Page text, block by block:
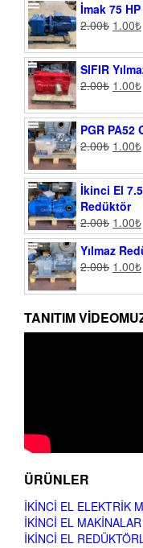
İmak 75
2.00₺ 1.00₺
SIFIR
2.00₺ 1.00₺
PGR PA52
2.00₺ 1.00₺
İkinci El
Redüktör
2.00₺ 1.00₺
Yılmaz
2.00₺ 1.00₺
TANITIM
ÜRÜNLER
İKINCI EL ELEKTRIK
İKINCI EL MAKINALAR
İKINCI EL